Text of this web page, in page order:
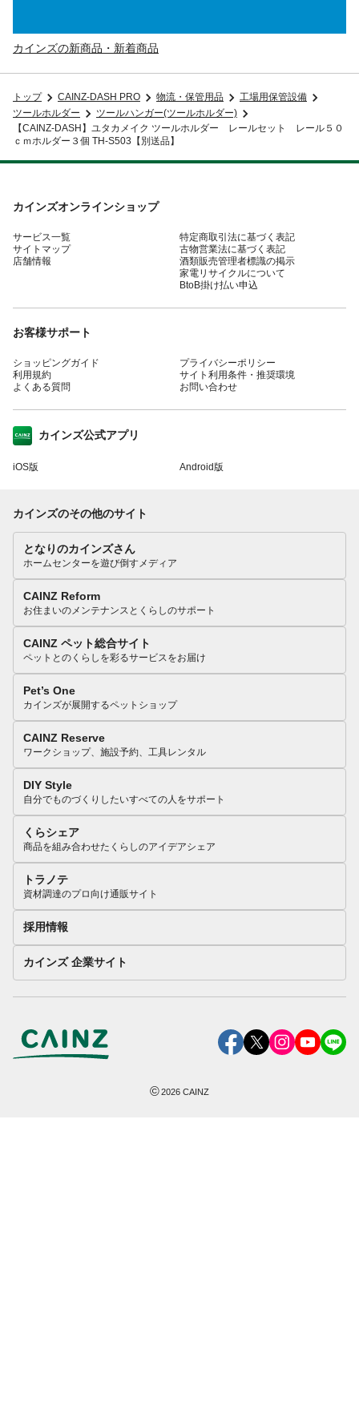
カインズの新商品・新着商品
トップ CAINZ-DASH PRO 物流・保管用品
工場用保管設備
ツールホルダー
ツールハンガー(ツールホルダー)
【CAINZ-DASH】ユタカメイク ツールホルダー レールセット レール５０
ｃｍホルダー３個 TH-S503【別送品】
カインズオンラインショップ
サービス一覧
サイトマップ
店舗情報
特定商取引法に基づく表記
古物営業法に基づく表記
酒類販売管理者標識の掲示
家電リサイクルについて
BtoB掛け払い申込
お客様サポート
ショッピングガイド
利用規約
よくある質問
プライバシーポリシー
サイト利用条件・推奨環境
お問い合わせ
カインズ公式アプリ
iOS版 Android版
カインズのその他のサイト
となりのカインズさん
ホームセンターを遊び倒すメディア
CAINZ Reform
お住まいのメンテナンスとくらしのサポート
CAINZ ペット総合サイト
ペットとのくらしを彩るサービスをお届け
Pet’s One
カインズが展開するペットショップ
CAINZ Reserve
ワークショップ、施設予約、工具レンタル
DIY Style
自分でものづくりしたいすべての人をサポート
くらシェア
商品を組み合わせたくらしのアイデアシェア
トラノテ
資材調達のプロ向け通販サイト
採用情報
カインズ 企業サイト
©2026 CAINZ